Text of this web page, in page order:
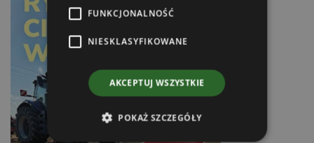
FUNKCJONALNOŚĆ
NIESKLASYFIKOWANE
AKCEPTUJ WSZYSTKIE
POKAŻ SZCZEGÓŁY